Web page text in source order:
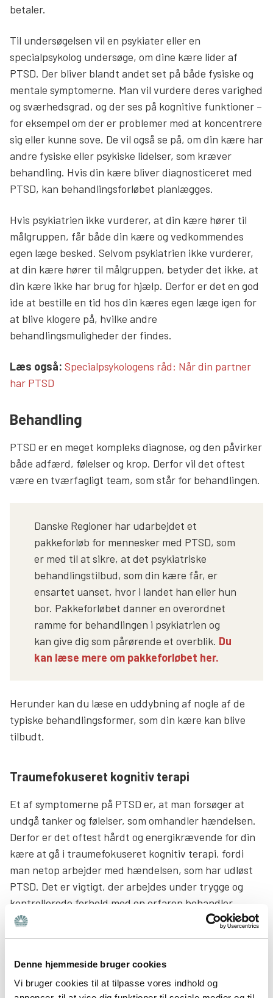
Denne hjemmeside bruger cookies
Vi bruger cookies til at tilpasse vores indhold og
betaler.
Til undersøgelsen vil en psykiater eller en
specialpsykolog undersøge, om dine kære lider af
PTSD. Der bliver blandt andet set på både fysiske og
mentale symptomerne. Man vil vurdere deres varighed
og sværhedsgrad, og der ses på kognitive funktioner –
for eksempel om der er problemer med at koncentrere
sig eller kunne sove. De vil også se på, om din kære har
andre fysiske eller psykiske lidelser, som kræver
behandling. Hvis din kære bliver diagnosticeret med
PTSD, kan behandlingsforløbet planlægges.
Hvis psykiatrien ikke vurderer, at din kære hører til
målgruppen, får både din kære og vedkommendes
egen læge besked. Selvom psykiatrien ikke vurderer,
at din kære hører til målgruppen, betyder det ikke, at
din kære ikke har brug for hjælp. Derfor er det en god
ide at bestille en tid hos din kæres egen læge igen for
at blive klogere på, hvilke andre
behandlingsmuligheder der findes.
Læs mere links
Læs også: Specialpsykologens råd: Når din partner
har PTSD
Behandling
PTSD er en meget kompleks diagnose, og den påvirker
både adfærd, følelser og krop. Derfor vil det oftest
være en tværfagligt team, som står for behandlingen.
Danske Regioner har udarbejdet et
pakkeforløb for mennesker med PTSD, som
er med til at sikre, at det psykiatriske
behandlingstilbud, som din kære får, er
ensartet uanset, hvor i landet han eller hun
bor. Pakkeforløbet danner en overordnet
ramme for behandlingen i psykiatrien og
kan give dig som pårørende et overblik. Du
kan læse mere om pakkeforløbet her.
Herunder kan du læse en uddybning af nogle af de
typiske behandlingsformer, som din kære kan blive
tilbudt.
Traumefokuseret kognitiv terapi
Et af symptomerne på PTSD er, at man forsøger at
undgå tanker og følelser, som omhandler hændelsen.
Derfor er det oftest hårdt og energikrævende for din
kære at gå i traumefokuseret kognitiv terapi, fordi
man netop arbejder med hændelsen, som har udløst
PTSD. Det er vigtigt, der arbejdes under trygge og
kontrollerede forhold med en erfaren behandler.
Formålet er at modificere den oplevede reaktion og
finde måder at håndtere det på, når de traumatiske
har undgået. Din kære kan muligvis hen ad vejen i
behandlingen få små hjemmeopgaver, som han eller